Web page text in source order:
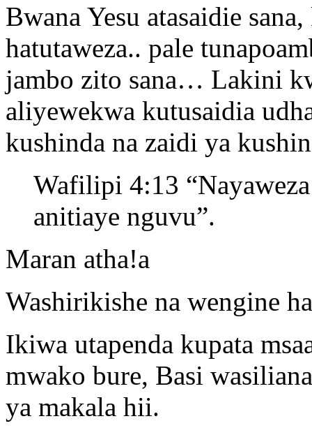
Bwana Yesu atasaidie
hatutaweza.. pale
jambo zito sana… Lakini
aliyewekwa kutusaidia
kushinda na zaidi ya
Wafilipi 4:13
anitiaye nguvu”.
Maran atha!a
Washirikishe na wengine
Ikiwa utapenda kupata
mwako bure, Basi
ya makala hii.